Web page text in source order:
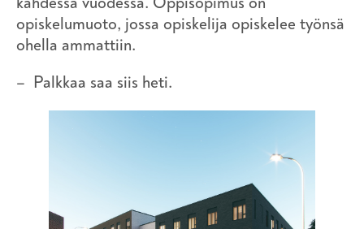
opiskelumuoto, jossa opiskelija opiskelee työnsä
ohella ammattiin.
– Palkkaa saa siis heti.